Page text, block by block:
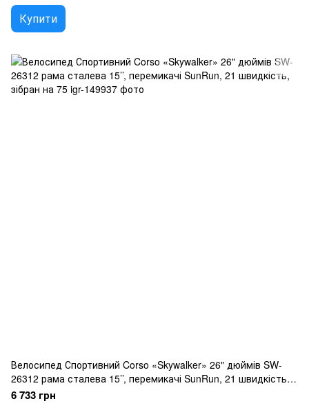
Купити
Велосипед Спортивний Corso «Skywalker» 26" дюймів SW-
26312 рама сталева 15’’, перемикачі SunRun, 21 швидкість,
зібран на 75
6 733 грн